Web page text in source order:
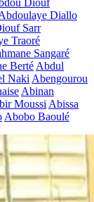
Diallo
Sarr
Traoré
Sangaré
Berté Abdul
Naki Abengourou
Abinan
Moussi Abissa
Abobo Baoulé